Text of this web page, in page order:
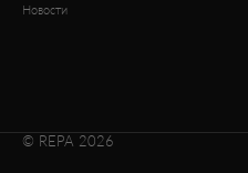
Новости
© REPA 2026